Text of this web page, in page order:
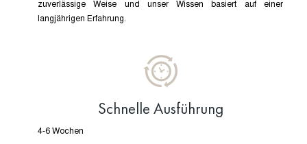
zuverlässige Weise und unser Wissen basiert auf einer
langjährigen Erfahrung.
Schnelle Ausführung
4-6 Wochen